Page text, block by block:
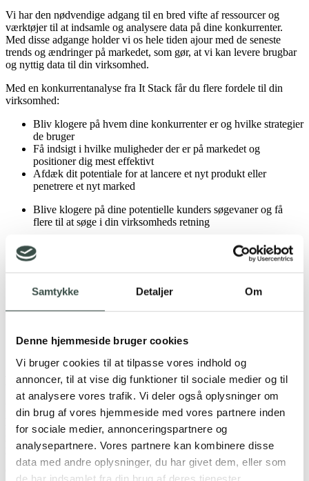
Samtykke Detaljer Om
Denne hjemmeside bruger cookies
Vi bruger cookies til at tilpasse vores indhold og
annoncer, til at vise dig funktioner til sociale medier og til
at analysere vores trafik. Vi deler også oplysninger om
din brug af vores hjemmeside med vores partnere inden
for sociale medier, annonceringspartnere og
analysepartnere. Vores partnere kan kombinere disse
data med andre oplysninger, du har givet dem, eller som
de har indsamlet fra din brug af deres tjenester.
Vi har den nødvendige adgang til en bred vifte af ressourcer og
værktøjer til at indsamle og analysere data på dine konkurrenter.
Med disse adgange holder vi os hele tiden ajour med de seneste
trends og ændringer på markedet, som gør, at vi kan levere brugbar
og nyttig data til din virksomhed.
Med en konkurrentanalyse fra It Stack får du flere fordele til din
virksomhed:
Bliv klogere på hvem dine konkurrenter er og hvilke strategier
de bruger
Få indsigt i hvilke muligheder der er på markedet og
positioner dig mest effektivt
Afdæk dit potentiale for at lancere et nyt produkt eller
penetrere et nyt marked
Blive klogere på dine potentielle kunders søgevaner og få
flere til at søge i din virksomheds retning
Målrette en ny markedsføringsstrategi så du når flest mulige
potentielle kunder
tiltrækker kunder
Få flere kunder til at søge i din retning
Konkurrentanalysen giver dig indsigt i, hvordan jeres konkurrenter
performer på Google, hvad deres mest populære søgetermer er,
hvordan de målretter deres betalte online markedsføring samt
hvordan deres kunder finder vej til dem via søgemaskinerne.
Vi analyserer blandt andet, hvilket organiske søgeord, som skaffer
dine konkurrenter deres kunder, og hvordan du med